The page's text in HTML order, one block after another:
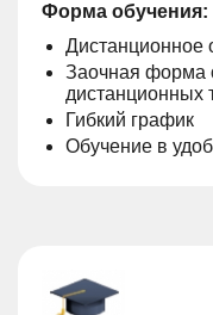
Форма обучения:
Дистанционное
Заочная форма
дистанционных
Гибкий график
Обучение в